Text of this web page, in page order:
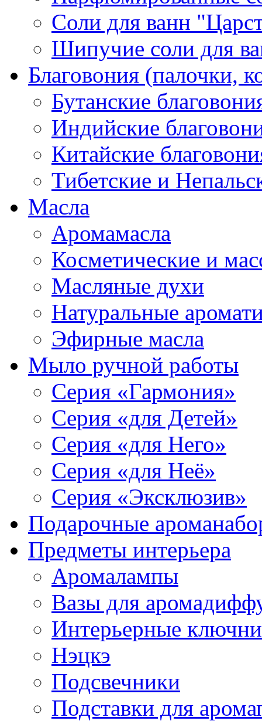
Соли для ванн
Шипучие соли для
Благовония (палочки,
Бутанские
Индийские
Китайские
Тибетские и
Масла
Аромамасла
Косметические и
Масляные духи
Натуральные
Эфирные масла
Мыло ручной работы
Серия «Гармония»
Серия «для Детей»
Серия «для Него»
Серия «для Неё»
Серия «Эксклюзив»
Подарочные
Предметы интерьера
Аромалампы
Вазы для
Интерьерные
Нэцкэ
Подсвечники
Подставки для